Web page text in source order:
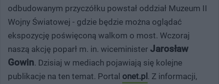
odbudowanym przyczółku powstał oddział Muzeum II
Wojny Światowej - gdzie będzie można oglądać
ekspozycję poświęconą walkom o most. Wczoraj
naszą akcję poparł m. in. wiceminister Jarosław
Gowin. Dzisiaj w mediach pojawiają się kolejne
publikacje na ten temat. Portal onet.pl . Z informacji,